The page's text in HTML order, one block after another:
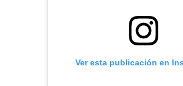
Ver esta publicación en